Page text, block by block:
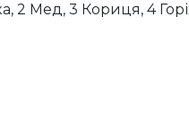
2 Мед, 3 Кориця, 4